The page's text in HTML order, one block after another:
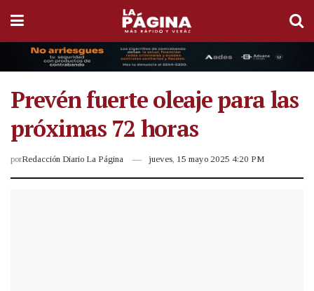
Prevén fuerte oleaje para las
próximas 72 horas
porRedacción Diario La Página jueves, 15 mayo 2025 4:20 PM